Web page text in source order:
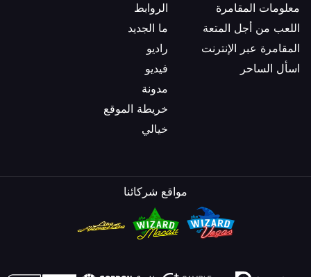
معلومات المقامرة
اللعب من أجل المتعة
المقامرة عبر الإنترنت
اسأل الساحر
الروابط
ما الجديد
راديو
فيديو
مدونة
خريطة الموقع
خيالي
مواقع شركائنا